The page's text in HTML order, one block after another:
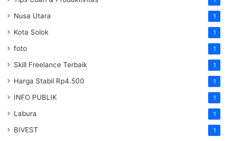
Nusa Utara 1
Kota Solok 1
foto 1
Skill Freelance Terbaik 1
Harga Stabil Rp4.500 1
INFO PUBLIK 1
Labura 1
BIVEST 1